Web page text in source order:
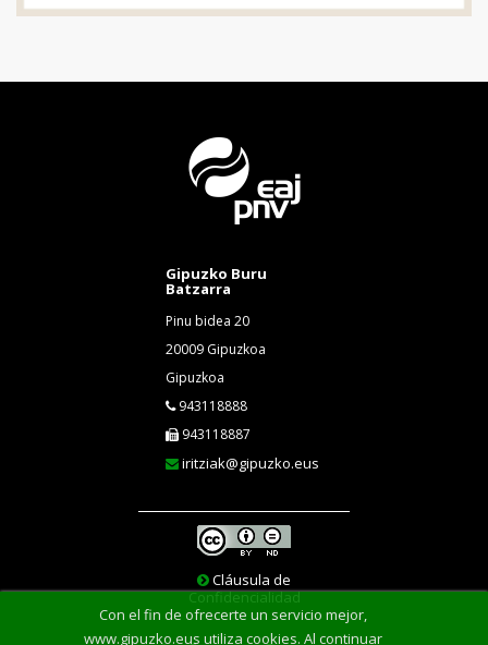
Con el fin de ofrecerte un servicio mejor,
www.gipuzko.eus utiliza cookies. Al continuar
Gipuzko Buru
Batzarra
Pinu bidea 20
20009 Gipuzkoa
Gipuzkoa
943118888
943118887
iritziak@gipuzko.eus
Cláusula de
Confidencialidad